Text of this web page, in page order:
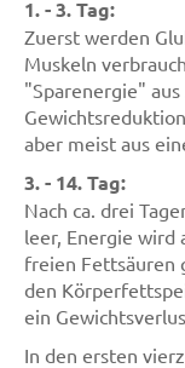
1. - 3. Tag:
Zuerst werden
Muskeln
"Sparenergie"
aber meist aus
3. - 14. Tag:
Nach ca. drei
leer, Energie wird
freien Fettsäuren
den
ein
In den ersten